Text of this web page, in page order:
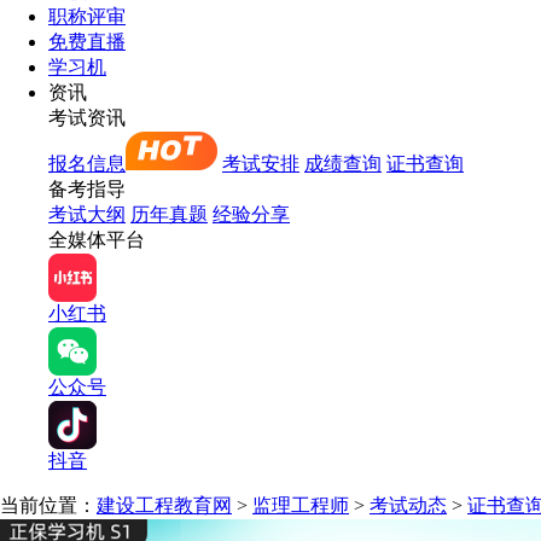
职称评审
免费直播
学习机
资讯
考试资讯
报名信息 考试安排 成绩查询 证书查询
备考指导
考试大纲 历年真题 经验分享
全媒体平台
小红书
公众号
抖音
当前位置： 建设工程教育网 > 监理工程师 > 考试动态 > 证书查